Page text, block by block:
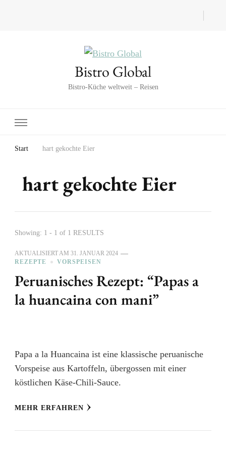
Bistro Global
Bistro-Küche weltweit – Reisen
Start hart gekochte Eier
hart gekochte Eier
Showing: 1 - 1 of 1 RESULTS
AKTUALISIERT AM 31. JANUAR 2024
REZEPTE
VORSPEISEN
Peruanisches Rezept: “Papas a
la huancaina con mani”
Papa a la Huancaina ist eine klassische peruanische
Vorspeise aus Kartoffeln, übergossen mit einer
köstlichen Käse-Chili-Sauce.
MEHR ERFAHREN